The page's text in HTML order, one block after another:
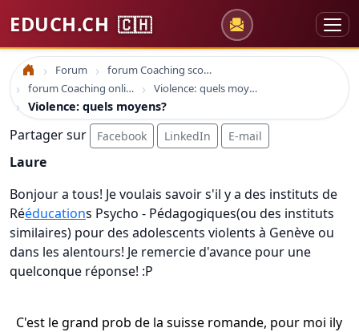
EDUCH.CH 🇨🇭
Accueil Forum
forum Coaching scolaire
forum Coaching online formation professionelle emploi education
Violence: quels moyens?
Violence: quels moyens?
Partager sur Facebook LinkedIn E-mail
Laure
Bonjour a tous! Je voulais savoir s'il y a des instituts de
Rééducations Psycho - Pédagogiques(ou des instituts
similaires) pour des adolescents violents à Genève ou
dans les alentours! Je remercie d'avance pour une
quelconque réponse! :P
C'est le grand prob de la suisse romande, pour moi ily